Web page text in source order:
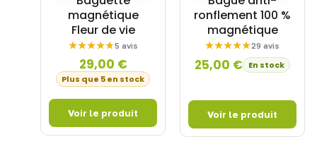
magnétique
Fleur de vie
5 avis
29,00 €
Plus que 5 en stock
ronflement 100 %
magnétique
29 avis
25,00 € En stock